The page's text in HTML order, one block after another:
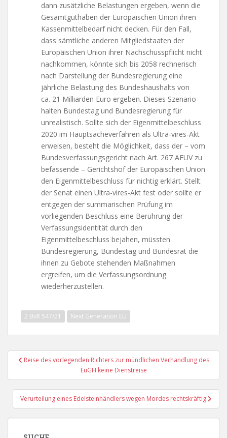
dann zusätzliche Belastungen ergeben, wenn die
Gesamtguthaben der Europäischen Union ihren
Kassenmittelbedarf nicht decken. Für den Fall,
dass sämtliche anderen Mitgliedstaaten der
Europäischen Union ihrer Nachschusspflicht nicht
nachkommen, könnte sich bis 2058 rechnerisch
nach Darstellung der Bundesregierung eine
jährliche Belastung des Bundeshaushalts von
ca. 21 Milliarden Euro ergeben. Dieses Szenario
halten Bundestag und Bundesregierung für
unrealistisch. Sollte sich der Eigenmittelbeschluss
2020 im Hauptsacheverfahren als Ultra-vires-Akt
erweisen, besteht die Möglichkeit, dass der – vom
Bundesverfassungsgericht nach Art. 267 AEUV zu
befassende – Gerichtshof der Europäischen Union
den Eigenmittelbeschluss für nichtig erklärt. Stellt
der Senat einen Ultra-vires-Akt fest oder sollte er
entgegen der summarischen Prüfung im
vorliegenden Beschluss eine Berührung der
Verfassungsidentität durch den
Eigenmittelbeschluss bejahen, müssten
Bundesregierung, Bundestag und Bundesrat die
ihnen zu Gebote stehenden Maßnahmen
ergreifen, um die Verfassungsordnung
wiederherzustellen.
2 BvR 547/21 Next Generation EU
Beitragsnavigation
Reise des vorlegenden Richters zur mündlichen Verhandlung des
EuGH keine Dienstreise
Verurteilung eines Edelsteinhändlers wegen Mordes rechtskräftig